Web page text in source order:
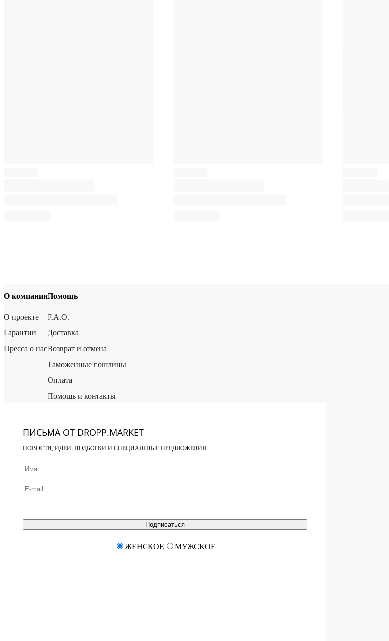
О компании
О проекте
Гарантии
Пресса о нас
Помощь
F.A.Q.
Доставка
Возврат и отмена
Таможенные пошлины
Оплата
Помощь и контакты
ПИСЬМА ОТ DROPP.MARKET
НОВОСТИ, ИДЕИ, ПОДБОРКИ И СПЕЦИАЛЬНЫЕ ПРЕДЛОЖЕНИЯ
Подписаться
ЖЕНСКОЕ МУЖСКОЕ